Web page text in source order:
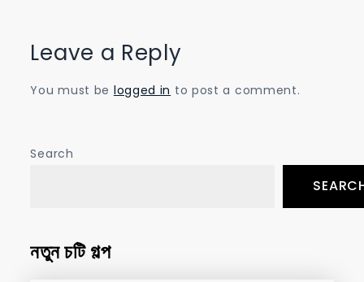
Leave a Reply
You must be logged in to post a comment.
Search
নতুন চটি গল্প